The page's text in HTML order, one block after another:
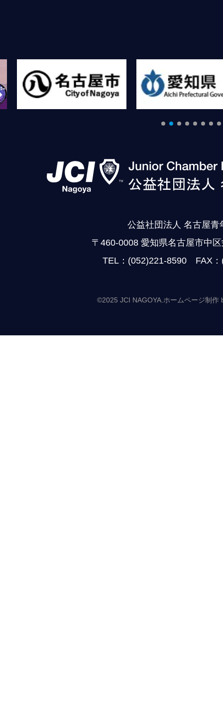
公益社団法人 名古屋青
〒460-0008 愛知県名古屋市中
TEL：(052)221-8590 FAX：
©2025 JCI NAGOYA. ホームページ制作